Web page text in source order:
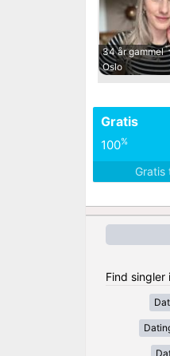
34 år gammel
Oslo
Gratis
100%
Find singler